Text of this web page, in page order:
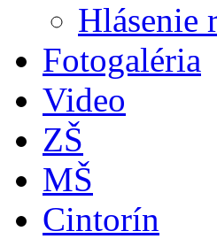
Hlásenie
Fotogaléria
Video
ZŠ
MŠ
Cintorín